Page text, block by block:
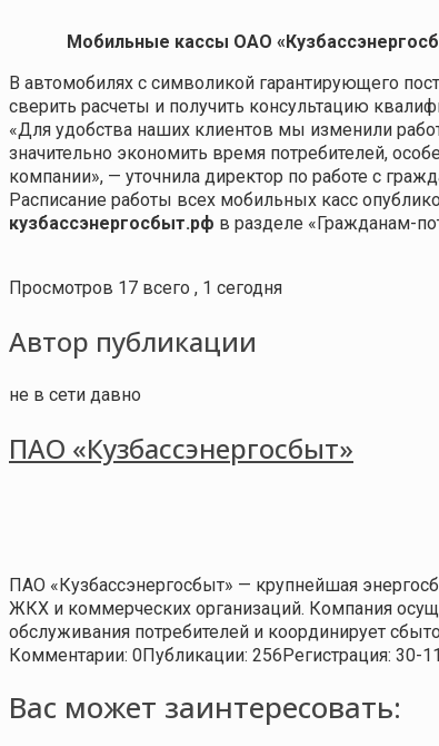
Мобильные кассы ОАО
В автомобилях с символикой гарантирующего
сверить расчеты и получить консультацию
«Для удобства наших клиентов мы изменили
значительно экономить время потребителей,
компании», — уточнила директор по работе с
Расписание работы всех мобильных касс
кузбассэнергосбыт.рф в разделе «Гражданам-
Просмотров 17 всего , 1 сегодня
Автор публикации
не в сети давно
ПАО «Кузбассэнергосбыт»
ПАО «Кузбассэнергосбыт» — крупнейшая
ЖКХ и коммерческих организаций. Компания
обслуживания потребителей и координирует
Комментарии: 0Публикации: 256 Регистрация: 30-
Вас может заинтересовать: